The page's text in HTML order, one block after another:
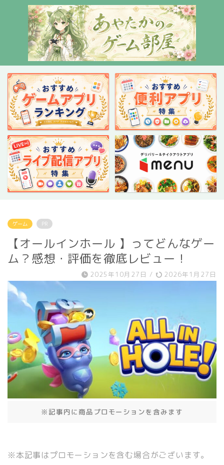
ゲーム PR
【オールインホール 】ってどんなゲー
ム？感想・評価を徹底レビュー！
2025年10月27日 / 2026年1月27日
※記事内に商品プロモーションを含みます
※本記事はプロモーションを含む場合がございます。